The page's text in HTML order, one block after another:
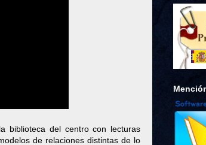
biblioteca del centro con lecturas
de relaciones distintas de lo